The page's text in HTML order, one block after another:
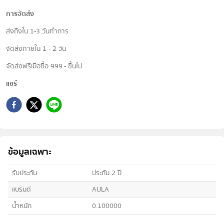
การจัดส่ง
ส่งถึงใน 1-3 วันทำการ
จัดส่งภายใน 1 - 2 วัน
จัดส่งฟรีเมื่อซื้อ 999.- ขึ้นไป
แชร์
ข้อมูลเฉพาะ
รับประกัน
ประกัน 2 ปี
แบรนด์
AULA
น้ำหนัก
0.100000